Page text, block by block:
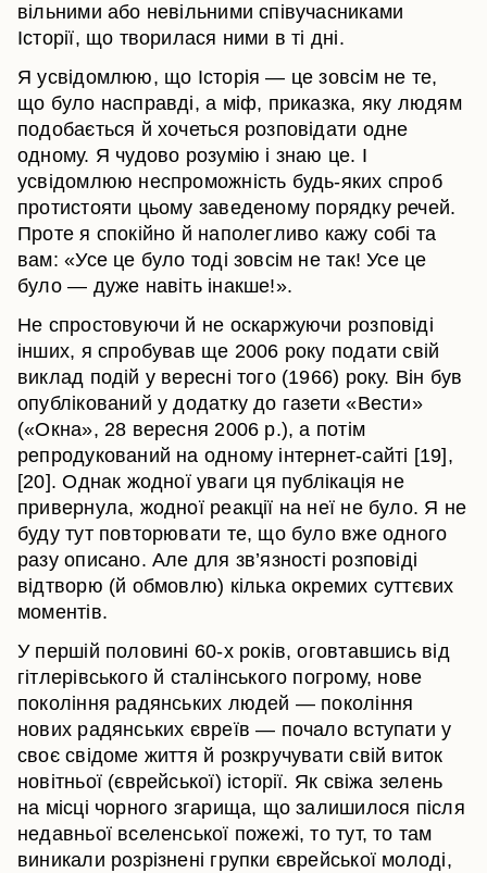
вільними або невільними співучасниками
Історії, що творилася ними в ті дні.
Я усвідомлюю, що Історія — це зовсім не те,
що було насправді, а міф, приказка, яку людям
подобається й хочеться розповідати одне
одному. Я чудово розумію і знаю це. І
усвідомлюю неспроможність будь-яких спроб
протистояти цьому заведеному порядку речей.
Проте я спокійно й наполегливо кажу собі та
вам: «Усе це було тоді зовсім не так! Усе це
було — дуже навіть інакше!».
Не спростовуючи й не оскаржуючи розповіді
інших, я спробував ще 2006 року подати свій
виклад подій у вересні того (1966) року. Він був
опублікований у додатку до газети «Вести»
(«Окна», 28 вересня 2006 р.), а потім
репродукований на одному інтернет-сайті [19],
[20]. Однак жодної уваги ця публікація не
привернула, жодної реакції на неї не було. Я не
буду тут повторювати те, що було вже одного
разу описано. Але для зв’язності розповіді
відтворю (й обмовлю) кілька окремих суттєвих
моментів.
У першій половині 60-х років, оговтавшись від
гітлерівського й сталінського погрому, нове
покоління радянських людей — покоління
нових радянських євреїв — почало вступати у
своє свідоме життя й розкручувати свій виток
новітньої (єврейської) історії. Як свіжа зелень
на місці чорного згарища, що залишилося після
недавньої вселенської пожежі, то тут, то там
виникали розрізнені групки єврейської молоді,